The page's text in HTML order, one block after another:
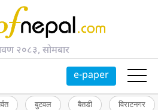
२०८३, सोमबार
e-paper
बुटवल बैतडी विराटनगर